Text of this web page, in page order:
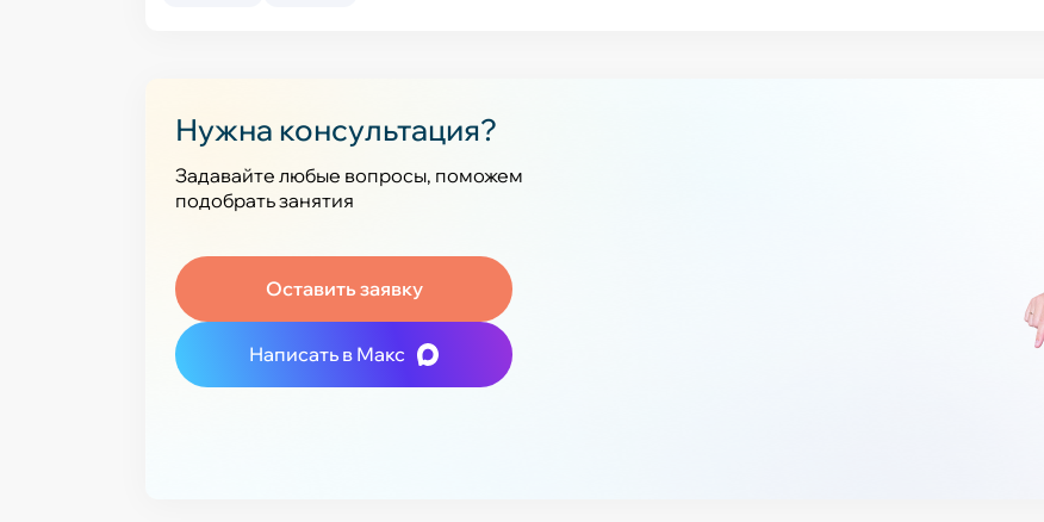
Нужна консультация?
Задавайте любые вопросы, поможем
подобрать занятия
Оставить заявку
Написать в Макс